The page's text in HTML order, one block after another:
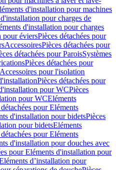
d'installation pour machines
pour charges de
d'installation pour charges
pour éviersPièces détachées pour
AccessoiresPièces détachées pour
détachées pour ParoisSystèmes
Pièces détachées pour
Accessoires pour l'isolation
Pièces détachées pour
pour WCPièces
pour WCEléments
pour Eléments
d'installation pour bidetsPièces
pour bidetsEléments
pour Eléments
d'installation pour douches avec
pour Eléments d'installation pour
d’installation pour